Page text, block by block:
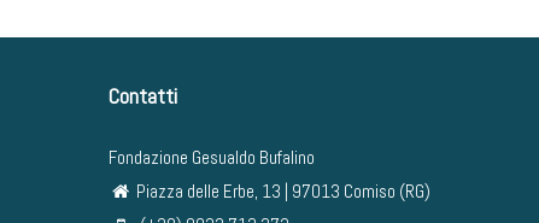
Contatti
Fondazione Gesualdo Bufalino
Piazza delle Erbe, 13 | 97013 Comiso (RG)